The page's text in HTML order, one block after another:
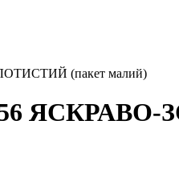
(пакет малий)